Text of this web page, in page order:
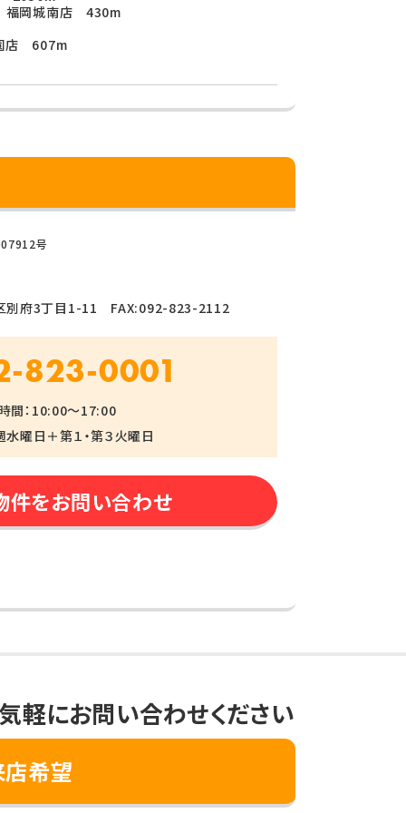
福岡城南店 430m
店 607m
号
別府3丁目1-11 FAX:092-823-2112
823-0001
間：10:00～17:00
水曜日＋第１・第３火曜日
件をお問い合わせ
軽にお問い合わせください
希望